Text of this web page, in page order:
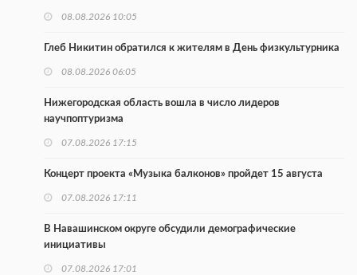
08.08.2026 10:05
Глеб Никитин обратился к жителям в День физкультурника
08.08.2026 06:05
Нижегородская область вошла в число лидеров
научпоптуризма
07.08.2026 17:15
Концерт проекта «Музыка балконов» пройдет 15 августа
07.08.2026 17:11
В Навашинском округе обсудили демографические
инициативы
07.08.2026 17:01